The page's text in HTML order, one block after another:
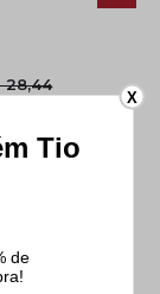
28,44
X